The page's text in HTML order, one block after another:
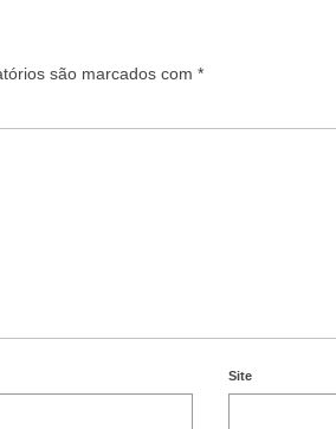
são marcados com *
Site